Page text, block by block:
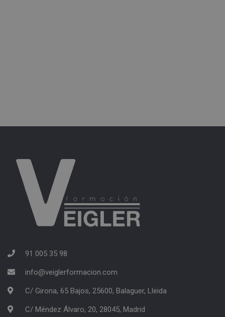
91 005 35 98
info@veiglerformacion.com
C/ Girona, 65 Bajos, 25600, Balaguer, Lleida
C/ Méndez Álvaro, 20, 28045, Madrid